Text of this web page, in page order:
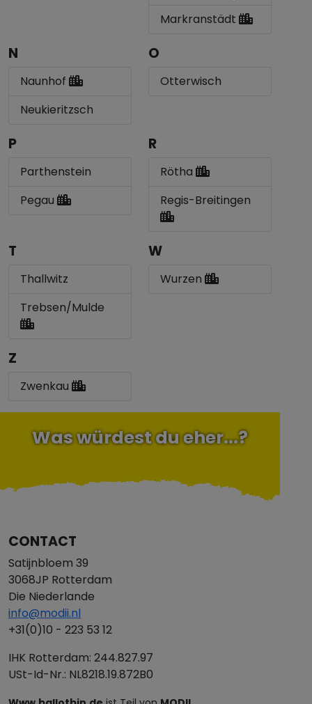
Markranstädt
N
Naunhof
Neukieritzsch
O
Otterwisch
P
Parthenstein
Pegau
R
Rötha
Regis-Breitingen
T
Thallwitz
Trebsen/Mulde
W
Wurzen
Z
Zwenkau
Was würdest du eher...?
CONTACT
Satijnbloem 39
3068JP Rotterdam
Die Niederlande
info@modii.nl
+31(0)10 - 223 53 12
IHK Rotterdam: 244.827.97
USt-Id-Nr.: NL8218.19.872B0